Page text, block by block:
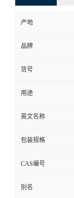
产地
品牌
货号
用途
英文名称
包装规格
CAS编号
别名